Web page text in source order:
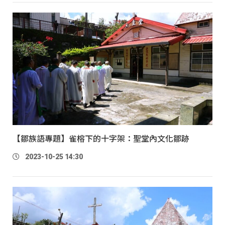
【鄒族語專題】雀榕下的十字架：聖堂內文化鄒跡
2023-10-25 14:30